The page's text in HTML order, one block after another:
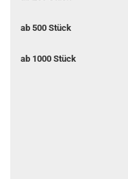
ab 500 Stück
ab 1000 Stück